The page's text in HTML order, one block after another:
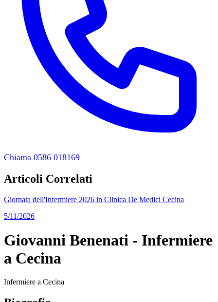
Chiama 0586 018169
Articoli Correlati
Giornata dell'Infermiere 2026 in Clinica De Medici Cecina
5/11/2026
Giovanni Benenati - Infermiere
a Cecina
Infermiere a Cecina